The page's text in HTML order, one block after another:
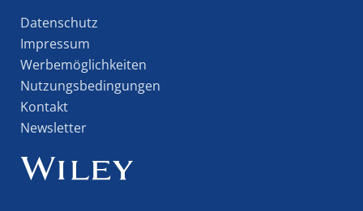
Datenschutz
Impressum
Werbemöglichkeiten
Nutzungsbedingungen
Kontakt
Newsletter